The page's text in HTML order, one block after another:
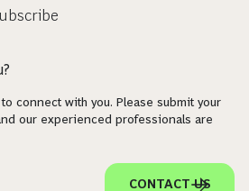
connect with you. Please submit your
our experienced professionals are
CONTACT US